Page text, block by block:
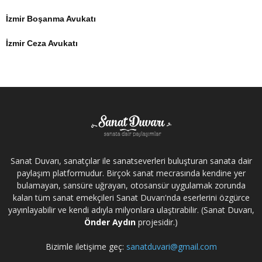
İzmir Boşanma Avukatı
İzmir Ceza Avukatı
Sanat Duvarı, sanatçılar ile sanatseverleri buluşturan sanata dair
paylaşım platformudur. Birçok sanat mecrasında kendine yer
bulamayan, sansüre uğrayan, otosansür uygulamak zorunda
kalan tüm sanat emekçileri Sanat Duvarı'nda eserlerini özgürce
yayınlayabilir ve kendi adıyla milyonlara ulaştırabilir. (Sanat Duvarı,
Önder Aydın projesidir.)
Bizimle iletişime geç: sanatduvari@gmail.com